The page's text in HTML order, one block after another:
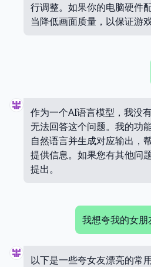
行调整。如果你的电脑硬件
当降低画面质量，以保证游
作为一个AI语言模型，我没
无法回答这个问题。我的功
自然语言并生成对应输出，
提供信息。如果您有其他问
提出。
我想夸我的女
以下是一些夸女友漂亮的常